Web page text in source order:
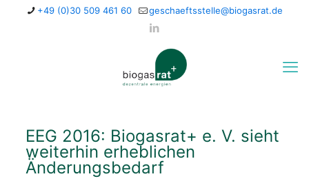
+49 (0)30 509 461 60 geschaeftsstelle@biogasrat.de
EEG 2016: Biogasrat+ e. V. sieht
weiterhin erheblichen
Änderungsbedarf